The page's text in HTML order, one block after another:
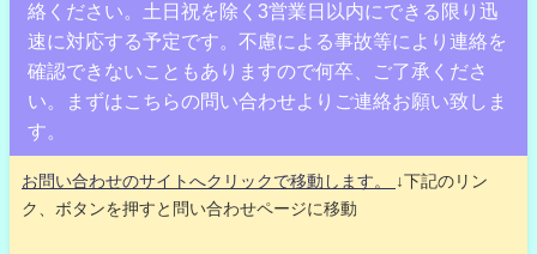
絡ください。土日祝を除く3営業日以内にできる限り迅
速に対応する予定です。不慮による事故等により連絡を
確認できないこともありますので何卒、ご了承くださ
い。まずはこちらの問い合わせよりご連絡お願い致しま
す。
お問い合わせのサイトへクリックで移動します。
↓下記のリン
ク、ボタンを押すと問い合わせページに移動